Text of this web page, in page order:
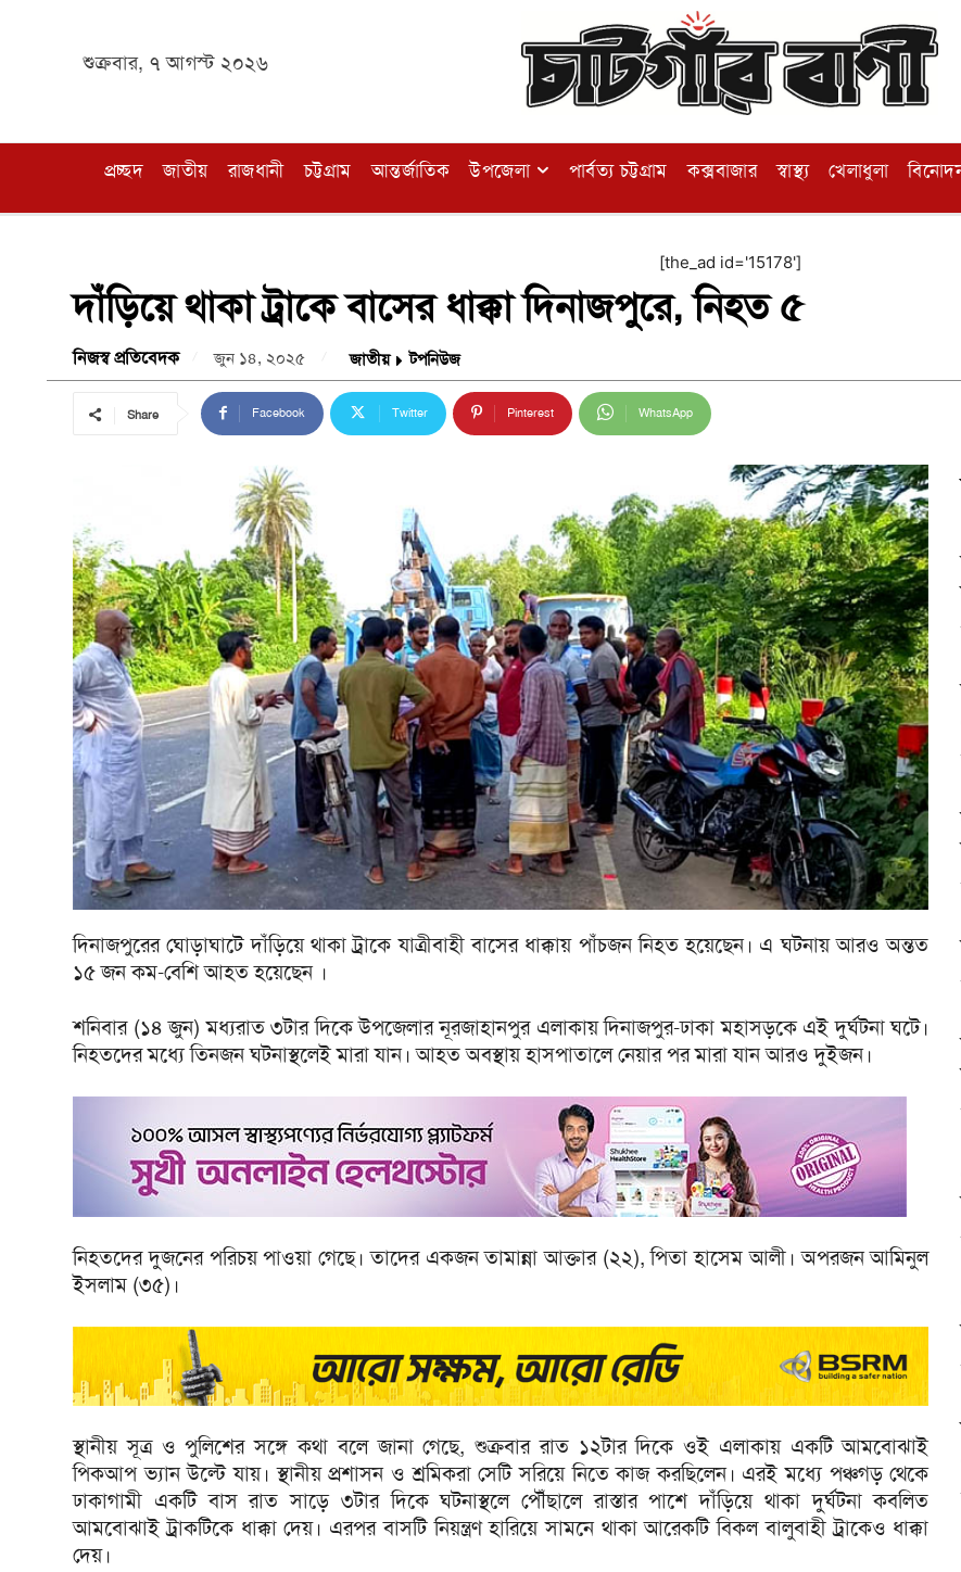
শুক্রবার, ৭ আগস্ট ২০২৬
প্রচ্ছদ জাতীয় রাজধানী চট্টগ্রাম আন্তর্জাতিক উপজেলা পার্বত্য চট্টগ্রাম কক্সবাজার স্বাস্থ্য খেলাধুলা
[the_ad id='15178']
দাঁড়িয়ে থাকা ট্রাকে বাসের ধাক্কা দিনাজপুরে, নিহত ৫
নিজস্ব প্রতিবেদক জুন ১৪, ২০২৫ জাতীয় টপনিউজ
Share Facebook Twitter Pinterest WhatsApp
দিনাজপুরের ঘোড়াঘাটে দাঁড়িয়ে থাকা ট্রাকে যাত্রীবাহী বাসের ধাক্কায় পাঁচজন নিহত হয়েছেন। এ ঘটনায় আরও অন্তত
১৫ জন কম-বেশি আহত হয়েছেন ।
শনিবার (১৪ জুন) মধ্যরাত ৩টার দিকে উপজেলার নূরজাহানপুর এলাকায় দিনাজপুর-ঢাকা মহাসড়কে এই দুর্ঘটনা ঘটে।
নিহতদের মধ্যে তিনজন ঘটনাস্থলেই মারা যান। আহত অবস্থায় হাসপাতালে নেয়ার পর মারা যান আরও দুইজন।
নিহতদের দুজনের পরিচয় পাওয়া গেছে। তাদের একজন তামান্না আক্তার (২২), পিতা হাসেম আলী। অপরজন আমিনুল
ইসলাম (৩৫)।
স্থানীয় সূত্র ও পুলিশের সঙ্গে কথা বলে জানা গেছে, শুক্রবার রাত ১২টার দিকে ওই এলাকায় একটি আমবোঝাই
পিকআপ ভ্যান উল্টে যায়। স্থানীয় প্রশাসন ও শ্রমিকরা সেটি সরিয়ে নিতে কাজ করছিলেন। এরই মধ্যে পঞ্চগড় থেকে
ঢাকাগামী একটি বাস রাত সাড়ে ৩টার দিকে ঘটনাস্থলে পৌঁছালে রাস্তার পাশে দাঁড়িয়ে থাকা দুর্ঘটনা কবলিত
আমবোঝাই ট্রাকটিকে ধাক্কা দেয়। এরপর বাসটি নিয়ন্ত্রণ হারিয়ে সামনে থাকা আরেকটি বিকল বালুবাহী ট্রাকেও ধাক্কা
দেয়।